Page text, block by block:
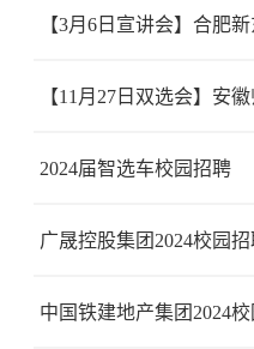
【3月6日宣讲会】合肥
【11月27日双选会】安
2024届智选车校园招聘
广晟控股集团2024校园
中国铁建地产集团2024